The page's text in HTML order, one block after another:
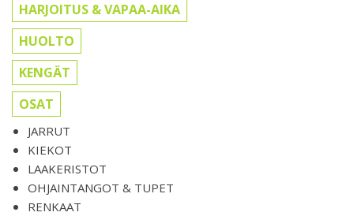
HARJOITUS & VAPAA-AIKA
HUOLTO
KENGÄT
OSAT
JARRUT
KIEKOT
LAAKERISTOT
OHJAINTANGOT & TUPET
RENKAAT